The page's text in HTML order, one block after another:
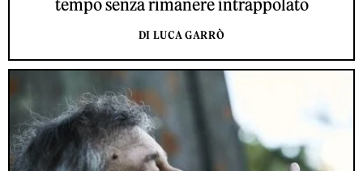
tempo senza rimanere intrappolato
DI LUCA GARRÒ